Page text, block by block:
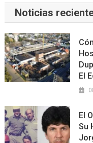
Noticias
El
El
Su